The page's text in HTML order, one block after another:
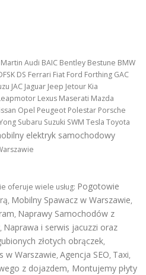
Audi BAIC Bentley Bestune BMW
DS Ferrari Fiat Ford Forthing GAC
JAC Jaguar Jeep Jetour Kia
Lexus Maserati Mazda
Opel Peugeot Polestar Porsche
Subaru Suzuki SWM Tesla Toyota
elektryk samochodowy
oferuje wiele usług: Pogotowie
, Mobilny Spawacz w Warszawie,
, Naprawy Samochodów z
, Naprawa i serwis jacuzzi oraz
złotych obrączek,
w Warszawie, Agencja SEO, Taxi,
z dojazdem, Montujemy płyty